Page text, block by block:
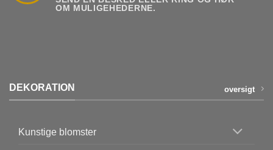
OM MULIGEHEDERNE.
DEKORATION oversigt
Kunstige blomster